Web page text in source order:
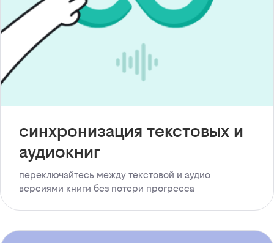
синхронизация текстовых и
аудиокниг
переключайтесь между текстовой и аудио
версиями книги без потери прогресса